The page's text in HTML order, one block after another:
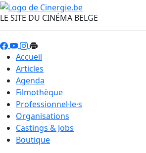
LE SITE DU CINÉMA BELGE
Accueil
Articles
Agenda
Filmothèque
Professionnel·le·s
Organisations
Castings & Jobs
Boutique